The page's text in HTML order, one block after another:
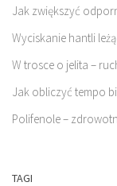
Jak zwiększyć
Wyciskanie hantli
W trosce o jelita –
Jak obliczyć tempo
Polifenole –
TAGI